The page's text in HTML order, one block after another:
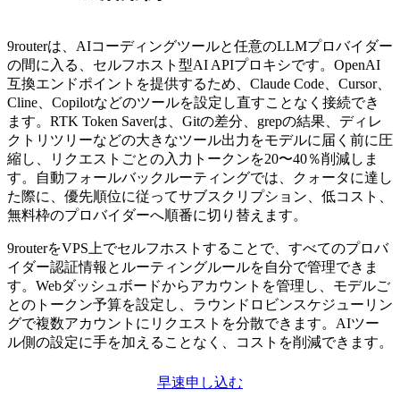
9routerは、AIコーディングツールと任意のLLMプロバイダー
の間に入る、セルフホスト型AI APIプロキシです。OpenAI
互換エンドポイントを提供するため、Claude Code、Cursor、
Cline、Copilotなどのツールを設定し直すことなく接続でき
ます。RTK Token Saverは、Gitの差分、grepの結果、ディレ
クトリツリーなどの大きなツール出力をモデルに届く前に圧
縮し、リクエストごとの入力トークンを20〜40％削減しま
す。自動フォールバックルーティングでは、クォータに達し
た際に、優先順位に従ってサブスクリプション、低コスト、
無料枠のプロバイダーへ順番に切り替えます。
9routerをVPS上でセルフホストすることで、すべてのプロバ
イダー認証情報とルーティングルールを自分で管理できま
す。Webダッシュボードからアカウントを管理し、モデルご
とのトークン予算を設定し、ラウンドロビンスケジューリン
グで複数アカウントにリクエストを分散できます。AIツー
ル側の設定に手を加えることなく、コストを削減できます。
早速申し込む